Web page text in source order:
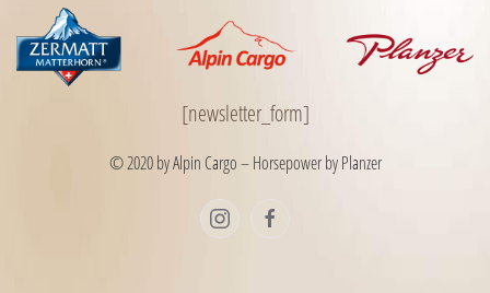
[newsletter_form]
© 2020 byAlpin Cargo– Horsepower byPlanzer